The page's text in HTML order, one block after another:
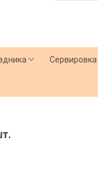
Сервировка